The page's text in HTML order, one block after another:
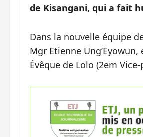
de Kisangani, qui a fait
Dans la nouvelle équipe
Mgr Etienne
Évêque de Lolo (2em